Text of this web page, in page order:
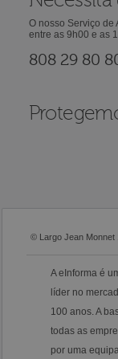
O nosso Serviço de
entre as 9h00 e as
808 29 80
© Largo Jean Monnet
A eInforma é
líder no
100 anos. A
todas as
por uma